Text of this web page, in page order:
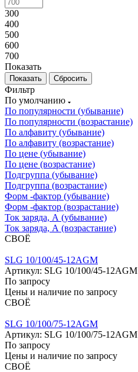
300
400
500
600
700
Показать
Сбросить
Фильтр
По умолчанию
По популярности (убывание)
По популярности (возрастание)
По алфавиту (убывание)
По алфавиту (возрастание)
По цене (убывание)
По цене (возрастание)
Подгруппа (убывание)
Подгруппа (возрастание)
Форм -фактор (убывание)
Форм -фактор (возрастание)
Ток заряда, А (убывание)
Ток заряда, А (возрастание)
СВОЁ
SLG 10/100/45-12AGM
Артикул: SLG 10/100/45-12AGM
По запросу
Цены и наличие по запросу
СВОЁ
SLG 10/100/75-12AGM
Артикул: SLG 10/100/75-12AGM
По запросу
Цены и наличие по запросу
СВОЁ